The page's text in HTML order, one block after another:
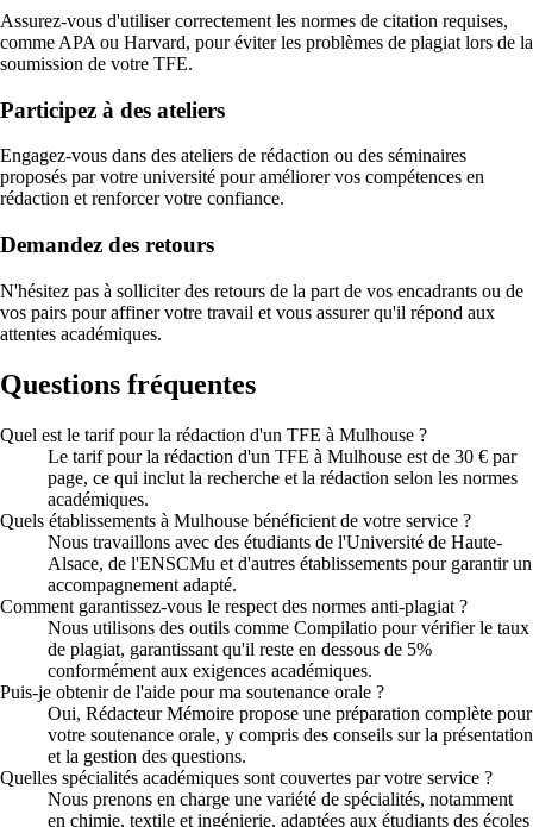
Assurez-vous d'utiliser correctement les normes de citation requises,
comme APA ou Harvard, pour éviter les problèmes de plagiat lors de la
soumission de votre TFE.
Participez à des ateliers
Engagez-vous dans des ateliers de rédaction ou des séminaires
proposés par votre université pour améliorer vos compétences en
rédaction et renforcer votre confiance.
Demandez des retours
N'hésitez pas à solliciter des retours de la part de vos encadrants ou de
vos pairs pour affiner votre travail et vous assurer qu'il répond aux
attentes académiques.
Questions fréquentes
Quel est le tarif pour la rédaction d'un TFE à Mulhouse ?
Le tarif pour la rédaction d'un TFE à Mulhouse est de 30 € par
page, ce qui inclut la recherche et la rédaction selon les normes
académiques.
Quels établissements à Mulhouse bénéficient de votre service ?
Nous travaillons avec des étudiants de l'Université de Haute-
Alsace, de l'ENSCMu et d'autres établissements pour garantir un
accompagnement adapté.
Comment garantissez-vous le respect des normes anti-plagiat ?
Nous utilisons des outils comme Compilatio pour vérifier le taux
de plagiat, garantissant qu'il reste en dessous de 5%
conformément aux exigences académiques.
Puis-je obtenir de l'aide pour ma soutenance orale ?
Oui, Rédacteur Mémoire propose une préparation complète pour
votre soutenance orale, y compris des conseils sur la présentation
et la gestion des questions.
Quelles spécialités académiques sont couvertes par votre service ?
Nous prenons en charge une variété de spécialités, notamment
en chimie, textile et ingénierie, adaptées aux étudiants des écoles